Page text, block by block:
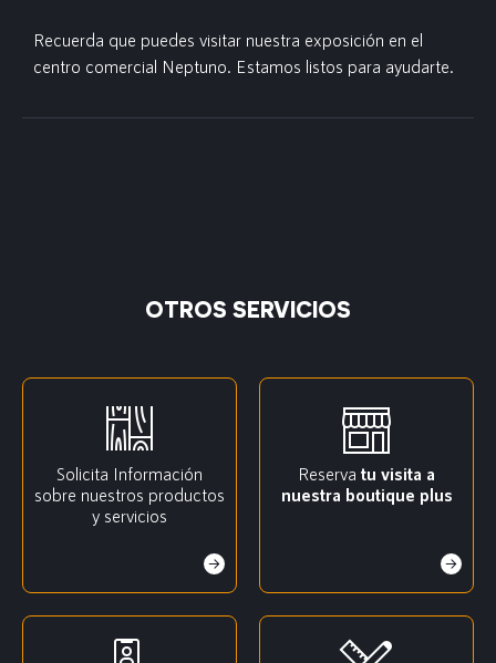
Recuerda que puedes visitar nuestra exposición en el
centro comercial Neptuno. Estamos listos para ayudarte.
OTROS SERVICIOS
Solicita Información
sobre nuestros productos
y servicios
Reserva tu visita a
nuestra boutique plus